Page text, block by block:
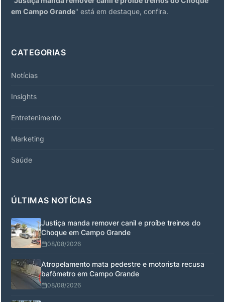
em Campo Grande" está em destaque, confira.
CATEGORIAS
Notícias
Insights
Entretenimento
Marketing
Saúde
ÚLTIMAS NOTÍCIAS
Justiça manda remover canil e proíbe treinos do
Choque em Campo Grande
08/08/2026
Atropelamento mata pedestre e motorista recusa
bafômetro em Campo Grande
08/08/2026